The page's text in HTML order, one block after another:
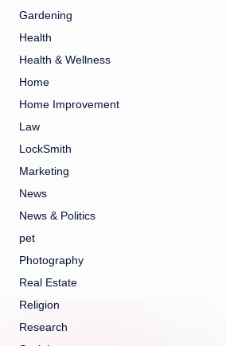
Gardening
Health
Health & Wellness
Home
Home Improvement
Law
LockSmith
Marketing
News
News & Politics
pet
Photography
Real Estate
Religion
Research